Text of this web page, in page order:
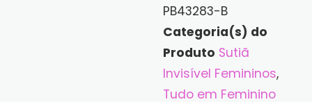
PB43283-B
Categoria(s) do
Produto Sutiã
Invisível Femininos,
Tudo em Feminino